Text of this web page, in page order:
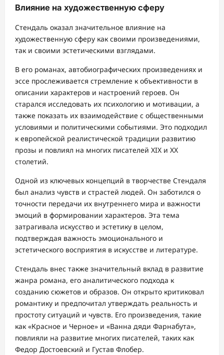
Влияние на художественную сферу
Стендаль оказал значительное влияние на
художественную сферу как своими произведениями,
так и своими эстетическими взглядами.
В его романах, автобиографических произведениях и
эссе прослеживается стремление к объективности в
описании характеров и настроений героев. Он
старался исследовать их психологию и мотивации, а
также показать их взаимодействие с общественными
условиями и политическими событиями. Это подходил
к европейской реалистической традиции развитию
прозы и повлиял на многих писателей XIX и XX
столетий.
Одной из ключевых концепций в творчестве Стендаля
был анализ чувств и страстей людей. Он заботился о
точности передачи их внутреннего мира и важности
эмоций в формировании характеров. Эта тема
затрагивала искусство и эстетику в целом,
подтверждая важность эмоционального и
эстетического восприятия в искусстве и литературе.
Стендаль внес также значительный вклад в развитие
жанра романа, его аналитического подхода к
созданию сюжетов и образов. Он открыто критиковал
романтику и предпочитал утверждать реальность и
простоту ситуаций и чувств. Его произведения, такие
как «Красное и Черное» и «Ванна дяди Фарнабута»,
повлияли на развитие многих писателей, таких как
Федор Достоевский и Густав Флобер.